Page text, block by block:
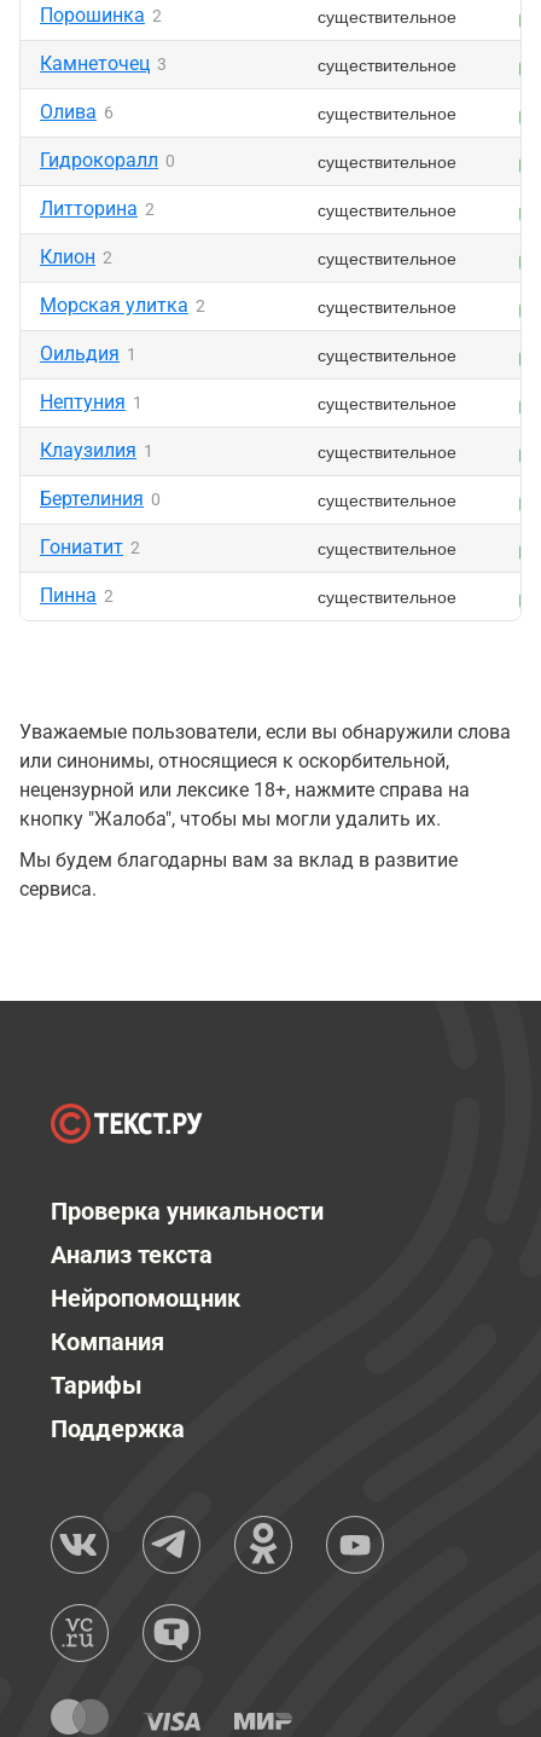
Порошинка 2 существительное
Камнеточец 3 существительное
Олива 6 существительное
Гидрокоралл 0 существительное
Литторина 2 существительное
Клион 2 существительное
Морская улитка 2 существительное
Оильдия 1 существительное
Нептуния 1 существительное
Клаузилия 1 существительное
Бертелиния 0 существительное
Гониатит 2 существительное
Пинна 2 существительное
Уважаемые пользователи, если вы обнаружили слова
или синонимы, относящиеся к оскорбительной,
нецензурной или лексике 18+, нажмите справа на
кнопку "Жалоба", чтобы мы могли удалить их.
Мы будем благодарны вам за вклад в развитие
сервиса.
Проверка уникальности
Анализ текста
Нейропомощник
Компания
Тарифы
Поддержка